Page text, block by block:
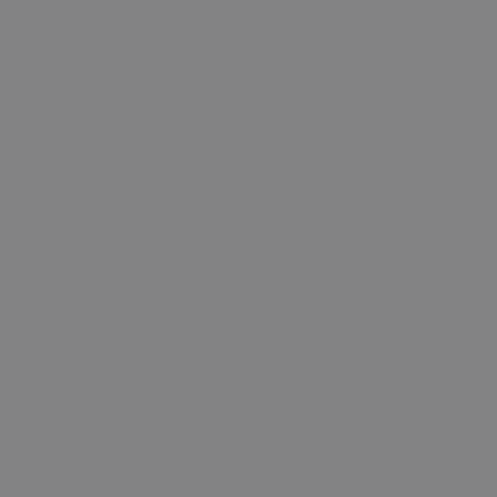
προκειμένου να
σχετικά με
τους.
από το
με τον τρόπο
χρήστης
ιστότοπο και
που μπορεί να
χρήστης πριν
λόγω ιστότοπο.
συνδεδεμένοι
είναι
της
με